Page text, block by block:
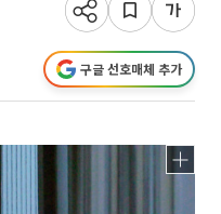
구글 선호매체 추가